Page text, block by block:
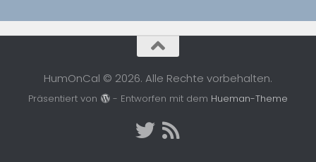
HumOnCal © 2026. Alle Rechte vorbehalten.
Präsentiert von - Entworfen mit dem Hueman-Theme